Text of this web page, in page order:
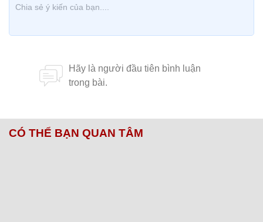
CÓ THỂ BẠN QUAN TÂM